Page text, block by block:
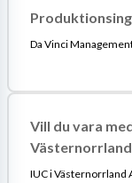
Da Vinci
Vill du vara
IUC i Västernorrland